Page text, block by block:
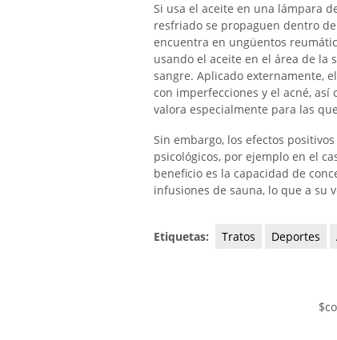
Si usa el aceite en una lámpara
resfriado se propaguen dentro
encuentra en ungüentos
usando el aceite en el área de la
sangre. Aplicado externamente,
con imperfecciones y el acné,
valora especialmente para las
Sin embargo, los efectos
psicológicos, por ejemplo en el
beneficio es la capacidad de
infusiones de sauna, lo que a su
Etiquetas: Tratos Deportes